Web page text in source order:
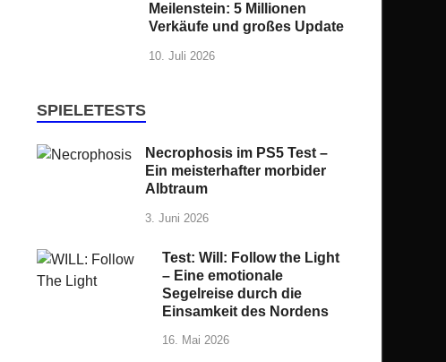
Meilenstein: 5 Millionen
Verkäufe und großes Update
10. Juli 2026
SPIELETESTS
Necrophosis im PS5 Test –
Ein meisterhafter morbider
Albtraum
3. Juni 2026
Test: Will: Follow the Light
– Eine emotionale
Segelreise durch die
Einsamkeit des Nordens
16. Mai 2026